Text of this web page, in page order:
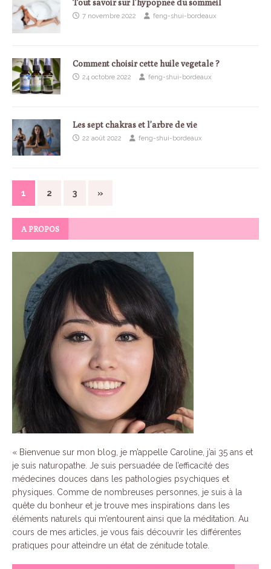
Tout savoir sur l’hypopnee du sommeil
7 novembre 2022 feng-shui-bordeaux
Comment choisir cette huile vegetale ?
24 octobre 2022 feng-shui-bordeaux
Les sept chakras et l’arbre de vie
22 août 2022 feng-shui-bordeaux
1 2 3 »
A PROPOS
« Bienvenue sur mon blog, je m’appelle Caroline, j’ai 35 ans et
je suis naturopathe. Je suis persuadée de l’efficacité des
médecines douces dans les pathologies psychiques et
physiques. Comme de nombreuses personnes, je suis à la
quête du bonheur et je trouve mes inspirations dans les
éléments naturels qui m’entourent ainsi que la méditation. Au
cours de mes articles, je vous fais découvrir les différentes
pratiques pour atteindre un état de zénitude totale.